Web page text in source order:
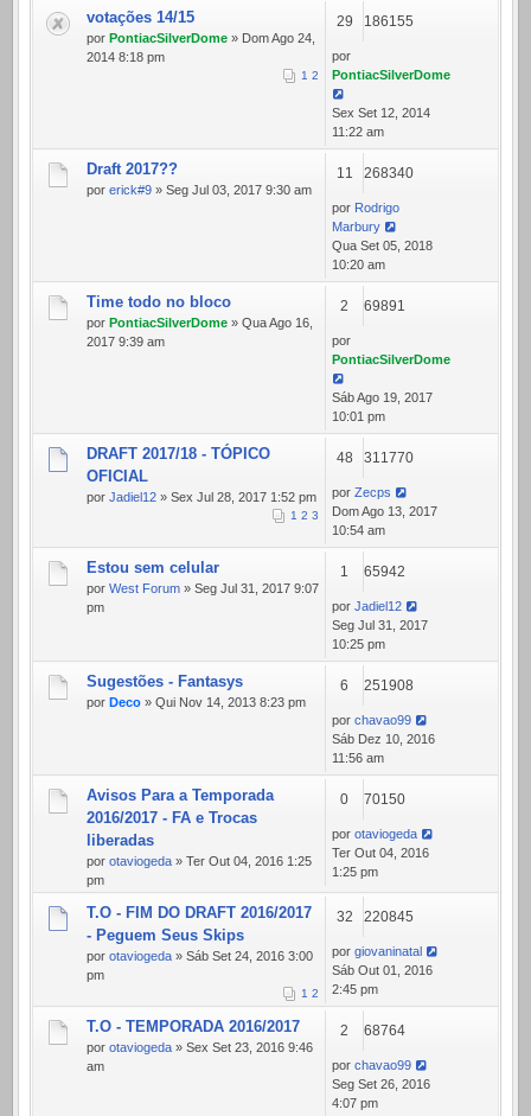
votações 14/15
por PontiacSilverDome » Dom Ago 24,
2014 8:18 pm
1 2
29 186155
por
PontiacSilverDome
Sex Set 12, 2014
11:22 am
Draft 2017??
por erick#9 » Seg Jul 03, 2017 9:30 am
11 268340
por Rodrigo
Marbury
Qua Set 05, 2018
10:20 am
Time todo no bloco
por PontiacSilverDome » Qua Ago 16,
2017 9:39 am
2 69891
por
PontiacSilverDome
Sáb Ago 19, 2017
10:01 pm
DRAFT 2017/18 - TÓPICO
OFICIAL
por Jadiel12 » Sex Jul 28, 2017 1:52 pm
1 2 3
48 311770
por Zecps
Dom Ago 13, 2017
10:54 am
Estou sem celular
por West Forum » Seg Jul 31, 2017 9:07
pm
1 65942
por Jadiel12
Seg Jul 31, 2017
10:25 pm
Sugestões - Fantasys
por Deco » Qui Nov 14, 2013 8:23 pm
6 251908
por chavao99
Sáb Dez 10, 2016
11:56 am
Avisos Para a Temporada
2016/2017 - FA e Trocas
liberadas
por otaviogeda » Ter Out 04, 2016 1:25
pm
0 70150
por otaviogeda
Ter Out 04, 2016
1:25 pm
T.O - FIM DO DRAFT 2016/2017
- Peguem Seus Skips
por otaviogeda » Sáb Set 24, 2016 3:00
pm
1 2
32 220845
por giovaninatal
Sáb Out 01, 2016
2:45 pm
T.O - TEMPORADA 2016/2017
por otaviogeda » Sex Set 23, 2016 9:46
am
2 68764
por chavao99
Seg Set 26, 2016
4:07 pm